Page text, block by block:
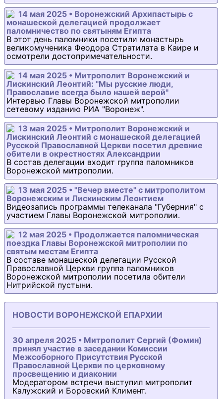
14 мая 2025 • Воронежский Архипастырь с
монашеской делегацией продолжает
паломничество по святыням Египта
В этот день паломники посетили монастырь
великомученика Феодора Стратилата в Каире и
осмотрели достопримечательности.
14 мая 2025 • Митрополит Воронежский и
Лискинский Леонтий: "Мы русские люди,
Православие всегда было нашей верой"
Интервью Главы Воронежской митрополии
сетевому изданию РИА "Воронеж".
13 мая 2025 • Митрополит Воронежский и
Лискинский Леонтий с монашеской делегацией
Русской Православной Церкви посетил древние
обители в окрестностях Александрии
В состав делегации входит группа паломников
Воронежской митрополии.
13 мая 2025 • "Вечер вместе" с митрополитом
Воронежским и Лискинским Леонтием
Видеозапись программы телеканала "Губерния" с
участием Главы Воронежской митрополии.
12 мая 2025 • Продолжается паломническая
поездка Главы Воронежской митрополии по
святым местам Египта
В составе монашеской делегации Русской
Православной Церкви группа паломников
Воронежской митрополии посетила обители
Нитрийской пустыни.
НОВОСТИ ВОРОНЕЖСКОЙ ЕПАРХИИ
30 апреля 2025 • Митрополит Сергий (Фомин)
принял участие в заседании Комиссии
Межсоборного Присутствия Русской
Православной Церкви по церковному
просвещению и диаконии
Модератором встречи выступил митрополит
Калужский и Боровский Климент.